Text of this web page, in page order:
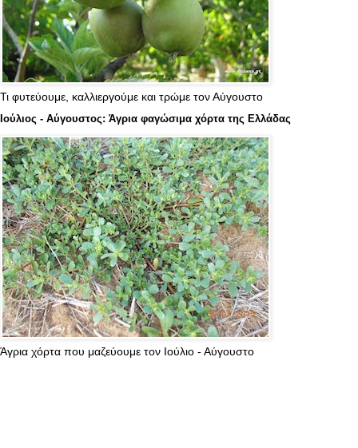
Τι φυτεύουμε, καλλιεργούμε και τρώμε τον Αύγουστο
Ιούλιος - Αύγουστος: Άγρια φαγώσιμα χόρτα της Ελλάδας
Άγρια χόρτα που μαζεύουμε τον Ιούλιο - Αύγουστο